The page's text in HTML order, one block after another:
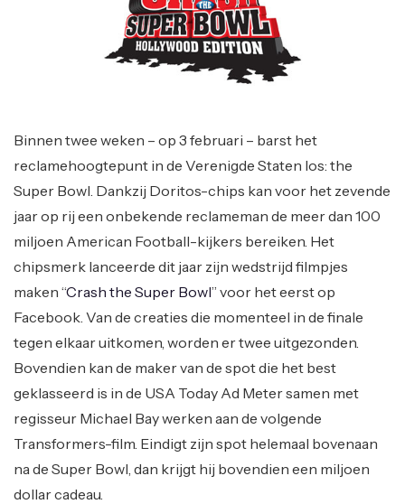
Binnen twee weken – op 3 februari – barst het
reclamehoogtepunt in de Verenigde Staten los: the
Super Bowl. Dankzij Doritos-chips kan voor het zevende
jaar op rij een onbekende reclameman de meer dan 100
miljoen American Football-kijkers bereiken. Het
chipsmerk lanceerde dit jaar zijn wedstrijd filmpjes
maken “Crash the Super Bowl” voor het eerst op
Facebook. Van de creaties die momenteel in de finale
tegen elkaar uitkomen, worden er twee uitgezonden.
Bovendien kan de maker van de spot die het best
geklasseerd is in de USA Today Ad Meter samen met
regisseur Michael Bay werken aan de volgende
Transformers-film. Eindigt zijn spot helemaal bovenaan
na de Super Bowl, dan krijgt hij bovendien een miljoen
dollar cadeau.